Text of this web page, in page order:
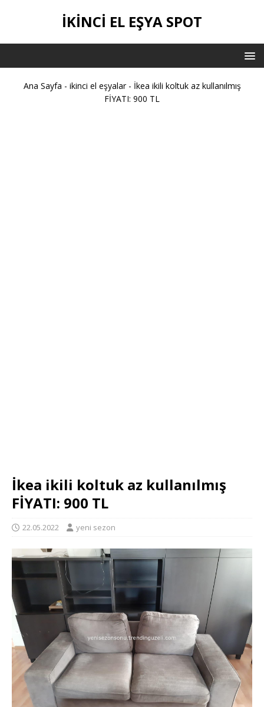
İKİNCİ EL EŞYA SPOT
Ana Sayfa - ikinci el eşyalar- İkea ikili koltuk az kullanılmış
FİYATI: 900 TL
İkea ikili koltuk az kullanılmış
FİYATI: 900 TL
22.05.2022 yeni sezon